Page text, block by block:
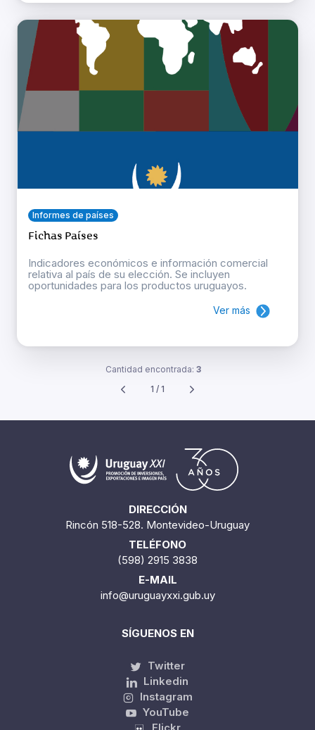
Informes de países
Fichas Países
Indicadores económicos e información comercial
relativa al país de su elección. Se incluyen
oportunidades para los productos uruguayos.
Ver más
Cantidad encontrada: 3
1 / 1
DIRECCIÓN
Rincón 518-528. Montevideo-Uruguay
TELÉFONO
(598) 2915 3838
E-MAIL
info@uruguayxxi.gub.uy
SÍGUENOS EN
Twitter
Linkedin
Instagram
YouTube